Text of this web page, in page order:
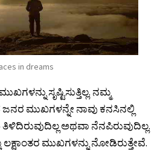
in dreams
ಸೃಷ್ಟಿಸುತ್ತಿಲ್ಲ. ನಮ್ಮ
ಮುಖಗಳನ್ನೇ ನಾವು ಕನಸಿನಲ್ಲಿ
ಅಥವಾ ನೆನಪಿರುವುದಿಲ್ಲ.
ಲಕ್ಷಾಂತರ ಮುಖಗಳನ್ನು ನೋಡಿರುತ್ತೇವೆ.